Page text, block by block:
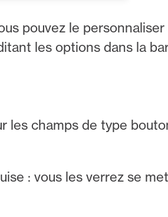
pouvez le
les options dans la
les champs de type
: vous les verrez se